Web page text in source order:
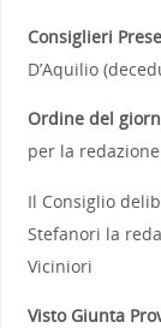
Consiglieri
D’Aquilio
Ordine del
per la
Il Consiglio
Stefanori la
Viciniori
Visto Giunta